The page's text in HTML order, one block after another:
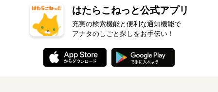
はたらこねっと公式アプリ
充実の検索機能と便利な通知機能で
アナタのしごと探しをお手伝い！